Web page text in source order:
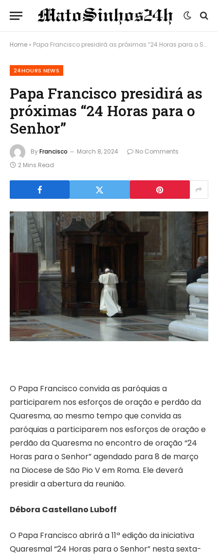
Home » Papa Francisco presidirá as próximas “24 Horas para o Senhor”
24HOURS NEWS
Papa Francisco presidirá as
próximas “24 Horas para o
Senhor”
ByFrancisco March 8, 2024
No Comments
2 Mins Read
O Papa Francisco convida as paróquias a
participarem nos esforços de oração e perdão da
Quaresma, ao mesmo tempo que convida as
paróquias a participarem nos esforços de oração e
perdão da Quaresma no encontro de oração “24
Horas para o Senhor” agendado para 8 de março
na Diocese de São Pio V em Roma. Ele deverá
presidir a abertura da reunião.
Débora Castellano Luboff
O Papa Francisco abrirá a 11ª edição da iniciativa
Quaresmal “24 Horas para o Senhor” nesta sexta-